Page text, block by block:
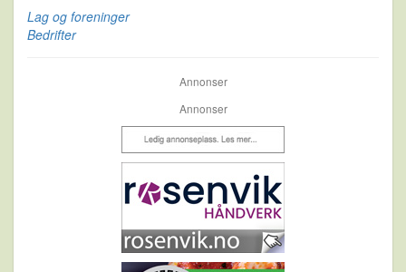
Lag og foreninger
Bedrifter
Annonser
Annonser